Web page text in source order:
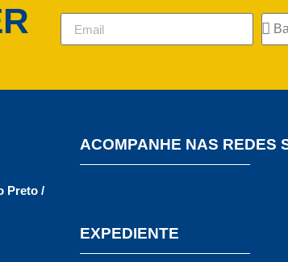
Preto /
ACOMPANHE NAS REDES
EXPEDIENTE